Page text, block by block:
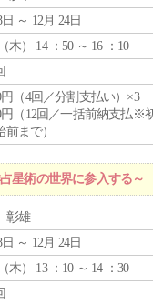
日 ～ 12月 24日
木） 14 ：50 ～ 16 ：10
円（4回／分割支払い）×3
円（12回／一括前納支払※
前まで）
星術の世界に参入する～
雄
日 ～ 12月 24日
木） 13 ：10 ～ 14 ：30